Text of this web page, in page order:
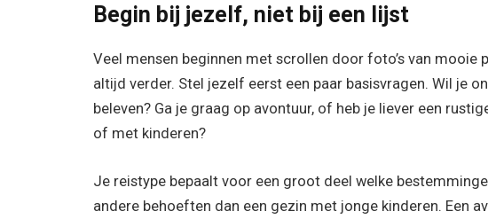
Begin bij jezelf, niet bij een lijst
Veel mensen beginnen met scrollen door foto’s van mooie
altijd verder. Stel jezelf eerst een paar basisvragen. Wil je
beleven? Ga je graag op avontuur, of heb je liever een
of met kinderen?
Je reistype bepaalt voor een groot deel welke
andere behoeften dan een gezin met jonge kinderen. Een